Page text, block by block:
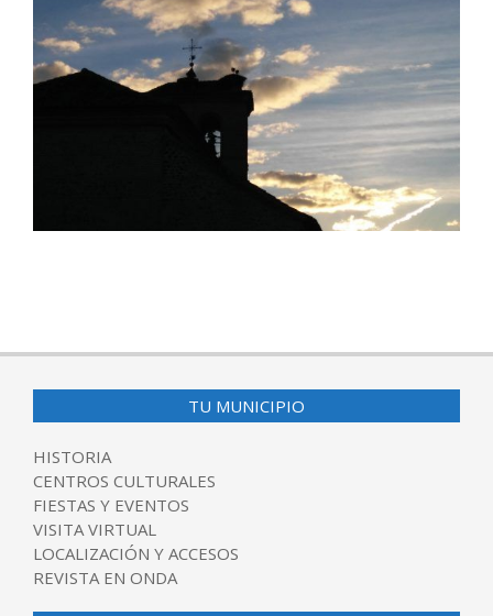
03-
TU MUNICIPIO
HISTORIA
CENTROS CULTURALES
FIESTAS Y EVENTOS
VISITA VIRTUAL
LOCALIZACIÓN Y ACCESOS
REVISTA EN ONDA